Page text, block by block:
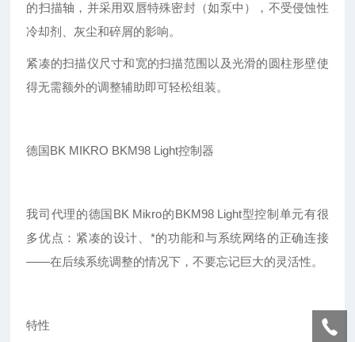
的扫描轴，并采用双唇特殊密封（如泵中），不受侵蚀性
冷却剂、灰尘和碎屑的影响。
紧凑的扫描仪尺寸和宽的扫描范围以及光滑的圆柱形壁使
得无需额外的调整辅助即可轻松组装。
德国BK MIKRO BKM98 Light控制器
我司代理的德国BK Mikro的BKM98 Light型控制单元有很
多优点：紧凑的设计、*的功能和与系统网络的正确连接
——在后续系统调整的情况下，不要忘记巨大的灵活性。
特性